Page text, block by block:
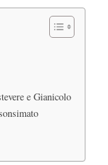
e Gianicolo